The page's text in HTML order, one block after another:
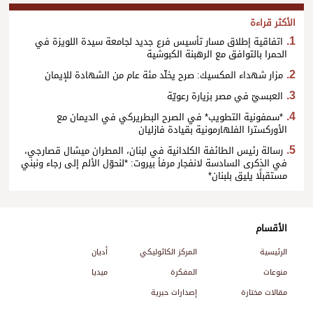
الأكثر قراءة
اتفاقية إطلاق مسار تأسيس فرع جديد لجامعة سيدة اللويزة في
الحمرا بالتوافق مع الرهبنة الكبوشية
مزار شهداء المكسيك: صرح يخلّد مئة عام من الشهادة للإيمان
العبسيّ في مصر بزيارة رعويّة
*سمفونية التطويب* في الصرح البطريركي في الديمان مع
الأوركسترا الفلهارمونية بقيادة فازليان
رسالة رئيس الطائفة الكلدانية في لبنان، المطران ميشال قصارجي،
في الذكرى السادسة لانفجار مرفأ بيروت: *لنحوّل الألم إلى رجاء ونبني
مستقبلًا يليق بلبنان*
الأقسام
الرئيسية المركز الكاثوليكي
أديان
منوعات
المفكرة
ميديا
مقالات مختارة
إصدارات حبرية